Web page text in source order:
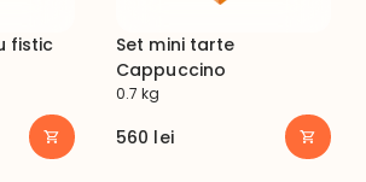
fistic
Set mini tarte
Cappuccino
0.7 kg
560 lei